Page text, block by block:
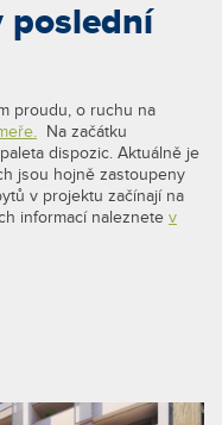
poslední
proudu, o ruchu na
Na začátku
dispozic. Aktuálně je
jsou hojně zastoupeny
v projektu začínají na
informací naleznete v